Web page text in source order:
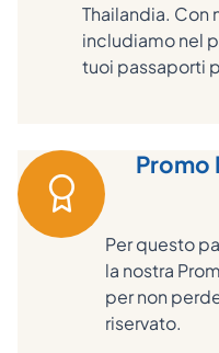
Thailandia. Con
includiamo nel
tuoi passaporti
Promo
Per questo
la nostra
per non
riservato.